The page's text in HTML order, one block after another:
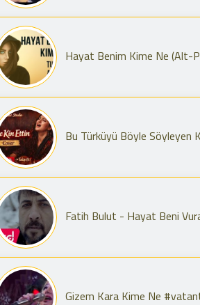
Hayat Benim Kime Ne (Alt-
Bu Türküyü Böyle Söyleyen
Fatih Bulut - Hayat Beni
Gizem Kara Kime Ne